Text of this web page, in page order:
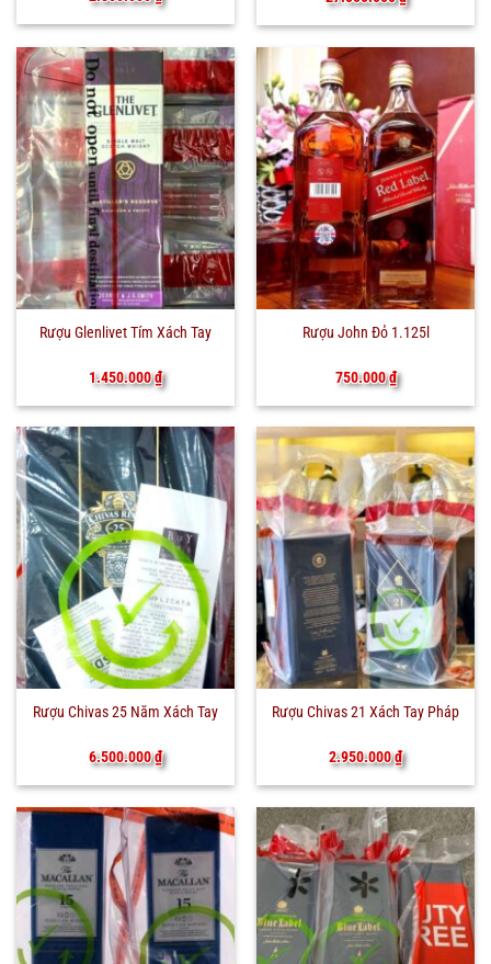
Rượu Glenlivet Tím Xách Tay
1.450.000₫
Rượu John Đỏ 1.125l
750.000₫
Rượu Chivas 25 Năm Xách Tay
6.500.000₫
Rượu Chivas 21 Xách Tay Pháp
2.950.000₫